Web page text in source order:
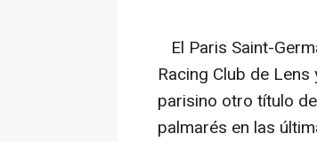
El Paris Saint-
Racing Club de
parisino otro título
palmarés en las